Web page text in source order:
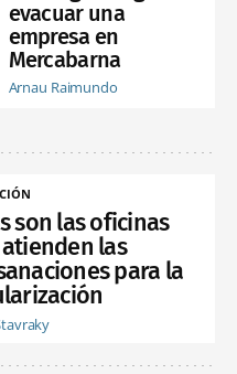
evacuar una
empresa en
Mercabarna
Arnau Raimundo
son las oficinas
las
para la